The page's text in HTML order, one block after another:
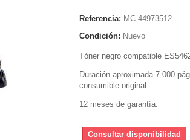
Referencia: MC-44973512
Condición: Nuevo
Tóner negro compatible
Duración aproximada 7.000
consumible original.
12 meses de garantía.
Consultar disponibilidad